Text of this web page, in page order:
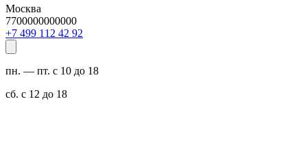
Москва
7700000000000
29 24 211 994 7+
пн. — пт. с 10 до 18
сб. с 12 до 18